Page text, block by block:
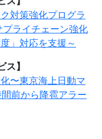
対策強化プログラ
ライチェーン強化
」対応を支援～
】
〜東京海上日動マ
前から降雹アラー